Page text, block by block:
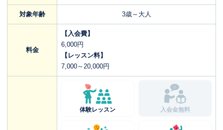
対象年齢 3歳～大人
料金
【入会費】
6,000円
【レッスン料】
7,000～20,000円
体験レッスン 入会金無料